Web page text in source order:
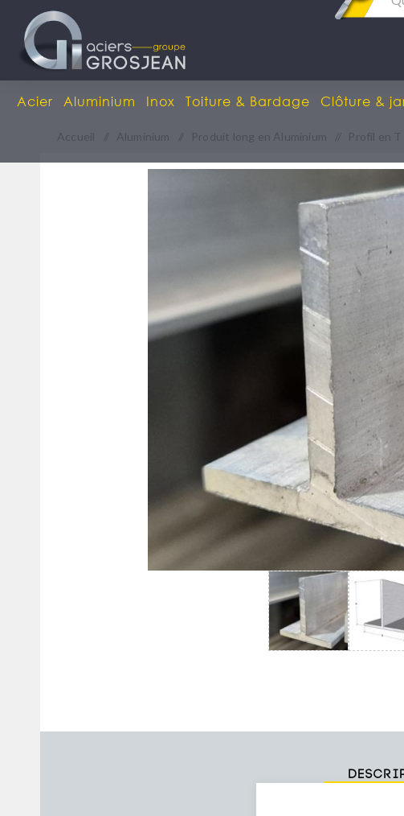
Acier Aluminium Inox Toiture & Bardage Clôture &
Accueil Aluminium Produit long en Aluminium Profil en T